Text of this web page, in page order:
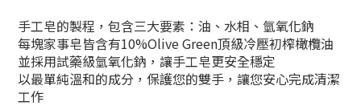
手工皂的製程，包含三大要素：油、水相、氫氧化鈉
每塊家事皂皆含有10%Olive Green頂級冷壓初榨橄欖油
並採用試藥級氫氧化鈉，讓手工皂更安全穩定
以最單純溫和的成分，保護您的雙手，讓您安心完成清潔
工作